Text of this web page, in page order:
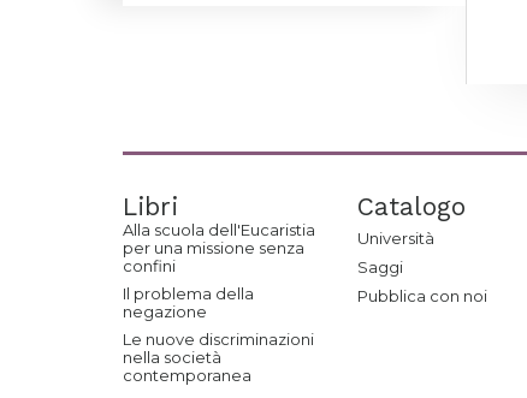
Libri
Alla scuola dell'Eucaristia
per una missione senza
confini
Il problema della
negazione
Le nuove discriminazioni
nella società
contemporanea
Catalogo
Università
Saggi
Pubblica con noi